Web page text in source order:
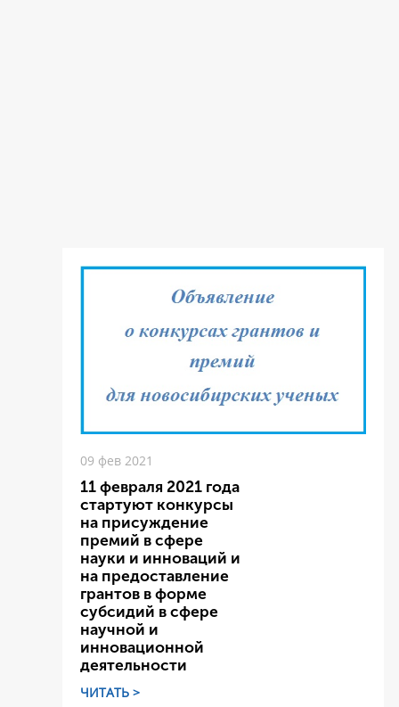
09 фев 2021
11 февраля 2021 года
стартуют конкурсы
на присуждение
премий в сфере
науки и инноваций и
на предоставление
грантов в форме
субсидий в сфере
научной и
инновационной
деятельности
ЧИТАТЬ >